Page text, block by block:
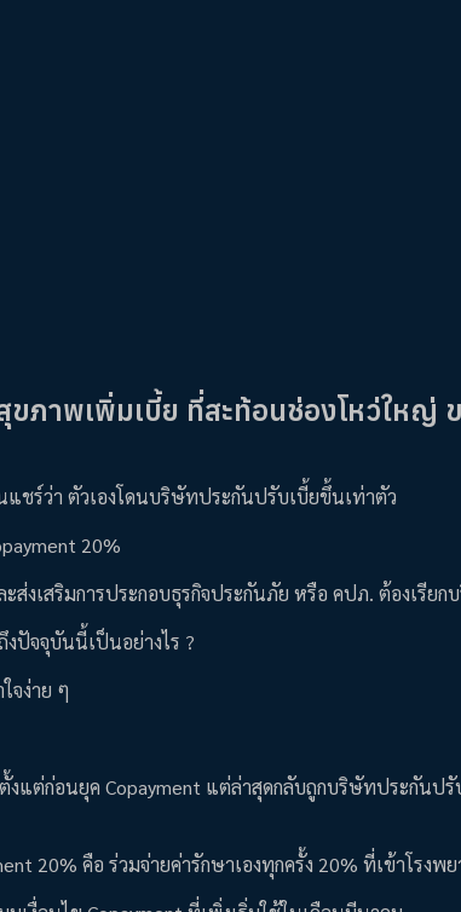
ขภาพเพิ่มเบี้ย ที่สะท้อนช่องโหว่ใหญ่
ชร์ว่า ตัวเองโดนบริษัทประกันปรับเบี้ยขึ้นเท่าตัว
20%
ส่งเสริมการประกอบธุรกิจประกันภัย หรือ คปภ. ต้องเรีย
ปัจจุบันนี้เป็นอย่างไร ?
จง่าย ๆ
งแต่ก่อนยุค Copayment แต่ล่าสุดกลับถูกบริษัทประกันป
20% คือ ร่วมจ่ายค่ารักษาเองทุกครั้ง 20% ที่เข้าโรงพ